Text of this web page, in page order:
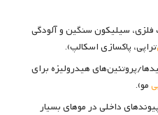
سیلیکون سنگین و آلودگی
‌تراپی، پاکسازی اسکالپ).
پروتئین‌های هیدرولیزه برای
مو).
داخلی در موهای بسیار